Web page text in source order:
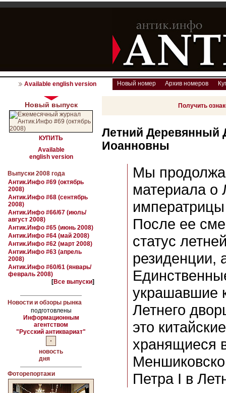
Available english version Новый номер Архив номеров
Новый выпуск
КУПИТЬ
Available
english version
Выпуски 2008 года
Антик.Инфо #69 (октябрь
2008)
Антик.Инфо #68 (сентябрь
2008)
Антик.Инфо #66/67 (июль/
август 2008)
Антик.Инфо #65 (июнь 2008)
Антик.Инфо #64 (май 2008)
Антик.Инфо #62 (март 2008)
Антик.Инфо #63 (апрель
2008)
Антик.Инфо #60/61 (январь/
февраль 2008)
[Все выпуски]
Новости и обзоры рынка
подготовлены
Информационным
агентством
"Русский антиквариат"
новость
дня
Фоторепортажи
Получить
Летний
Иоанновны
Мы
материала о
После ее
статус
резиденции,
украшавшие
Летнего
это
хранящиеся
Петра I в